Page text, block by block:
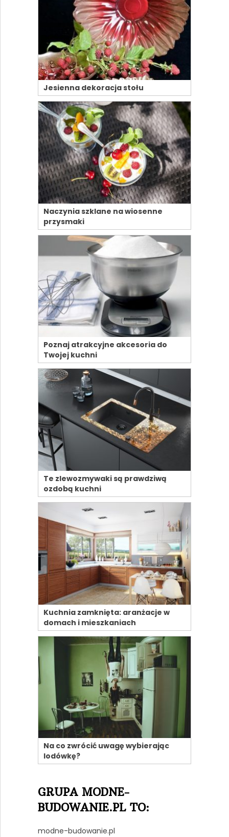
Jesienna dekoracja stołu
Naczynia szklane na wiosenne
przysmaki
Poznaj atrakcyjne akcesoria do
Twojej kuchni
Te zlewozmywaki są prawdziwą
ozdobą kuchni
Kuchnia zamknięta: aranżacje w
domach i mieszkaniach
Na co zwrócić uwagę wybierając
lodówkę?
GRUPA MODNE-
BUDOWANIE.PL TO:
modne-budowanie.pl